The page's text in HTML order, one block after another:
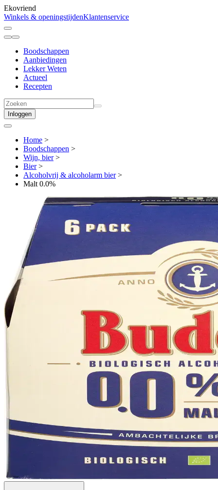
Ekovriend
Winkels & openingstijdenKlantenservice
Boodschappen
Aanbiedingen
Lekker Weten
Actueel
Recepten
Inloggen
Home >
Boodschappen >
Wijn, bier>
Bier>
Alcoholvrij & alcoholarm bier>
Malt 0.0%